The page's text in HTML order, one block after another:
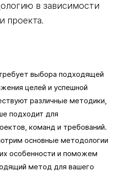
в зависимости
проекта.
выбора подходящей
целей и успешной
различные методики,
подходит для
команд и требований.
основные методологии
особенности и поможем
метод для вашего